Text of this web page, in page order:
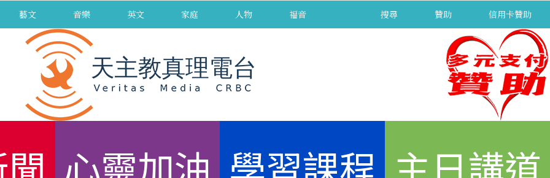
藝文 音樂 英文 家庭 人物 福音 搜尋 贊助 信用卡贊助
心靈加油 學習課程 主日講道